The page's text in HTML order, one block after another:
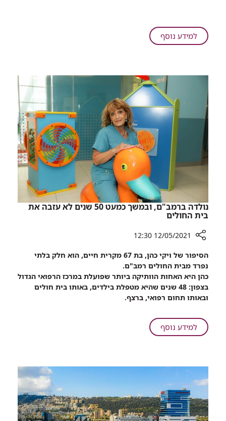
אמץ
למידע נוסףעל
חדש
"רות"
לילדים
אמץ
עמוד
אינפוזיה
נולדה ברמב"ם, ובמשך כמעט 50 שנים לא עזבה את
בית החולים
שיתוף
נולדה
ברמב"ם,
ובמשך
כמעט
שנים
בית
החולים
12/05/2021 12:30
הסיפור של ויקי כהן, בת 67 מקרית חיים, הוא חלק בלתי
נפרד מבית החולים רמב"ם.
כהן היא האחות הוותיקה ביותר שפועלת במרכז הרפואי הגדול
בצפון: 48 שנים שהיא מטפלת בילדים, באותו בית חולים
ובאותו תחום רפואי, ברצף.
למידע נוסףעל
נולדה
שנים
לא
עזבה